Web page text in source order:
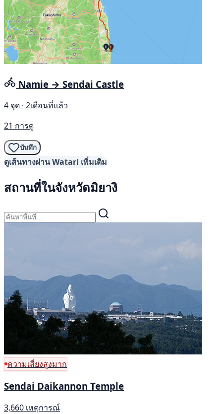
Namie → Sendai Castle
4 จุด · 2เดือนที่แล้ว
21 การดู
บันทึก
ดูเส้นทางผ่าน Watari เพิ่มเติม
สถานที่ในจังหวัดมิยางิ
ความเสี่ยงสูงมาก
Sendai Daikannon Temple
3,660 เหตุการณ์